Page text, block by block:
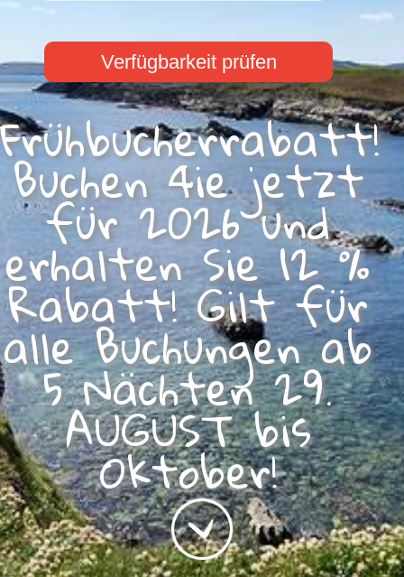
Verfügbarkeit prüfen
Frühbucherrabatt!
Buchen 4ie jetzt
für 2026 und
erhalten Sie 12 %
Rabatt! Gilt für
alle Buchungen ab
5 Nächten 29.
AUGUST bis
Oktober!